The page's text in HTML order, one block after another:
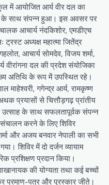
में आयोजित आर्य वीर दल का
के साथ संपन्न हुआ। इस अवसर पर
आचार्य नंदकिशोर, एमडीएच
अध्यक्ष महात्मा जितेंद्र
आचार्य सोमदेव, विजय शर्मा,
वीरांगना दल की प्रदेश संयोजिका
अतिथि के रूप में उपस्थित रहे।
माहेश्वरी, गगेन्द्र आर्य, रामकृष्ण
प्रयासों से चित्तौड़गढ़ प्रांतीय
उत्साह के साथ सफलतापूर्वक संपन्न
करने के लिए शिविर
और अजय बनवार नेपाली का सभी
शिविर में दो दर्जन व्यायाम
प्रशिक्षण प्रदान किया।
की योग्यता तथा कई बच्चों
प्रमाण-पत्र और पुरस्कार जीते।